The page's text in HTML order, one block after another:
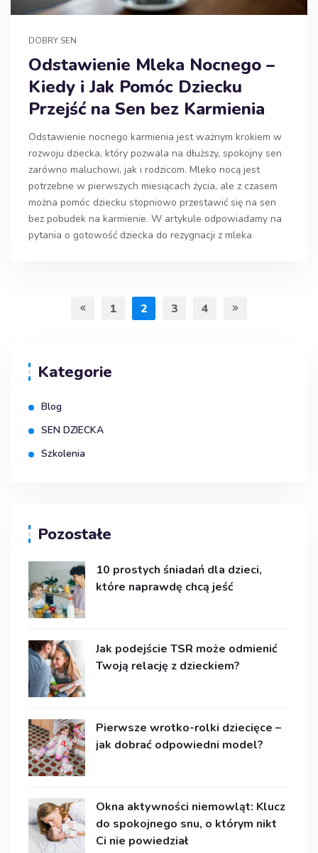
DOBRY SEN
Odstawienie Mleka Nocnego –
Kiedy i Jak Pomóc Dziecku
Przejść na Sen bez Karmienia
Odstawienie nocnego karmienia jest ważnym krokiem w
rozwoju dziecka, który pozwala na dłuższy, spokojny sen
zarówno maluchowi, jak i rodzicom. Mleko nocą jest
potrzebne w pierwszych miesiącach życia, ale z czasem
można pomóc dziecku stopniowo przestawić się na sen
bez pobudek na karmienie. W artykule odpowiadamy na
pytania o gotowość dziecka do rezygnacji z mleka
1 2 3 4
Kategorie
Blog
SEN DZIECKA
Szkolenia
Pozostałe
10 prostych śniadań dla dzieci,
które naprawdę chcą jeść
Jak podejście TSR może odmienić
Twoją relację z dzieckiem?
Pierwsze wrotko-rolki dziecięce –
jak dobrać odpowiedni model?
Okna aktywności niemowląt: Klucz
do spokojnego snu, o którym nikt
Ci nie powiedział